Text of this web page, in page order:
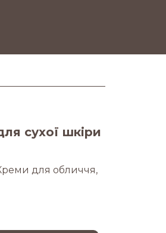
сухої шкіри
для обличчя,